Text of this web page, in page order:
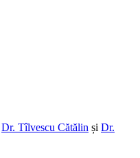
Dr. Tîlvescu Cătălin și Dr.